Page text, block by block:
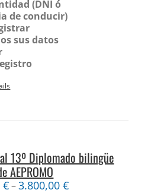
(DNI ó
de conducir)
sus datos
13º Diplomado bilingüe
AEPROMO
€–3.800,00€